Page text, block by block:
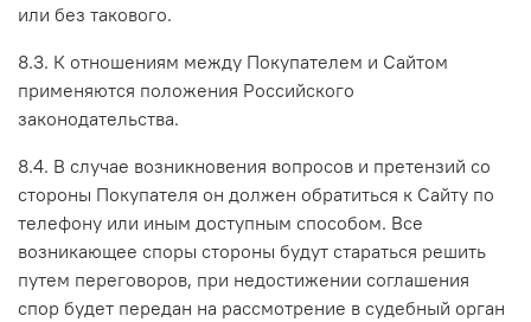
или без такового.
8.3. К отношениям между Покупателем и Сайтом
применяются положения Российского
законодательства.
8.4. В случае возникновения вопросов и претензий со
стороны Покупателя он должен обратиться к Сайту по
телефону или иным доступным способом. Все
возникающее споры стороны будут стараться решить
путем переговоров, при недостижении соглашения
спор будет передан на рассмотрение в судебный орган